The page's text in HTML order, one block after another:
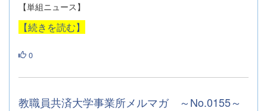
【単組ニュース】
【続きを読む】
0
教職員共済大学事業所メルマガ ～No.0155～